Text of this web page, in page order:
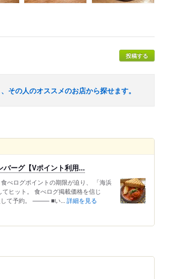
投稿する
その人のオススメのお店から探せます。
ーグ【Vポイント利用...
べログポイントの期限が迫り、 「海浜
ヒット。 食べログ掲載価格を信じ
入して予約。 ⸻ ■い... 詳細を見る